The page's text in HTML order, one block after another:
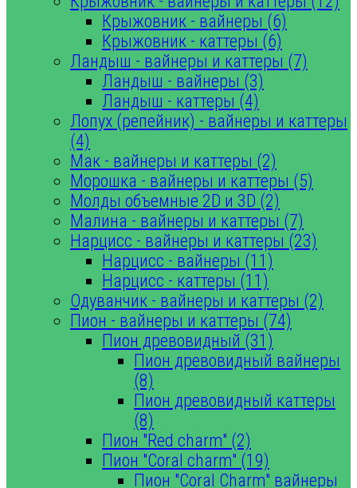
Крыжовник - вайнеры (6)
Крыжовник - каттеры (6)
Ландыш - вайнеры и каттеры (7)
Ландыш - вайнеры (3)
Ландыш - каттеры (4)
Лопух (репейник) - вайнеры и каттеры
(4)
Мак - вайнеры и каттеры (2)
Морошка - вайнеры и каттеры (5)
Молды объемные 2D и 3D (2)
Малина - вайнеры и каттеры (7)
Нарцисс - вайнеры и каттеры (23)
Нарцисс - вайнеры (11)
Нарцисс - каттеры (11)
Одуванчик - вайнеры и каттеры (2)
Пион - вайнеры и каттеры (74)
Пион древовидный (31)
Пион древовидный вайнеры
(8)
Пион древовидный каттеры
(8)
Пион "Red charm" (2)
Пион "Coral charm" (19)
Пион "Coral Charm" вайнеры